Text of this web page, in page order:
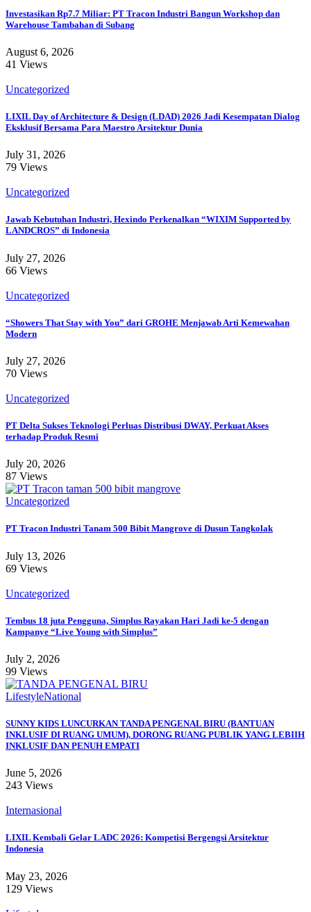
Investasikan Rp7.7 Miliar: PT Tracon Industri Bangun Workshop dan
Warehouse Tambahan di Subang
August 6, 2026
41 Views
Uncategorized
LIXIL Day of Architecture & Design (LDAD) 2026 Jadi Kesempatan Dialog
Eksklusif Bersama Para Maestro Arsitektur Dunia
July 31, 2026
79 Views
Uncategorized
Jawab Kebutuhan Industri, Hexindo Perkenalkan “WIXIM Supported by
LANDCROS” di Indonesia
July 27, 2026
66 Views
Uncategorized
“Showers That Stay with You” dari GROHE Menjawab Arti Kemewahan
Modern
July 27, 2026
70 Views
Uncategorized
PT Delta Sukses Teknologi Perluas Distribusi DWAY, Perkuat Akses
terhadap Produk Resmi
July 20, 2026
87 Views
Uncategorized
PT Tracon Industri Tanam 500 Bibit Mangrove di Dusun Tangkolak
July 13, 2026
69 Views
Uncategorized
Tembus 18 juta Pengguna, Simplus Rayakan Hari Jadi ke-5 dengan
Kampanye “Live Young with Simplus”
July 2, 2026
99 Views
LifestyleNational
SUNNY KIDS LUNCURKAN TANDA PENGENAL BIRU (BANTUAN
INKLUSIF DI RUANG UMUM), DORONG RUANG PUBLIK YANG LEBIIH
INKLUSIF DAN PENUH EMPATI
June 5, 2026
243 Views
Internasional
LIXIL Kembali Gelar LADC 2026: Kompetisi Bergengsi Arsitektur
Indonesia
May 23, 2026
129 Views